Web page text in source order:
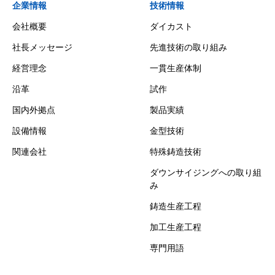
企業情報
会社概要
社長メッセージ
経営理念
沿革
国内外拠点
設備情報
関連会社
技術情報
ダイカスト
先進技術の取り組み
一貫生産体制
試作
製品実績
金型技術
特殊鋳造技術
ダウンサイジングへの取り組
み
鋳造生産工程
加工生産工程
専門用語